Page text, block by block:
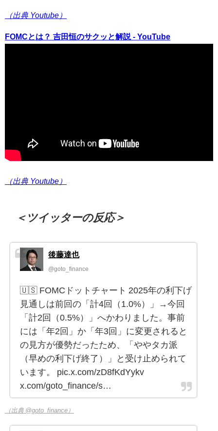
（出典 Youtube）
FOMCとは？ 吉田恒のサクッと解説 - YouTube
（出典 Youtube）
＜ツイッターの反応＞
後藤達也
@goto_finance
🇺🇸 FOMCドットチャート 2025年の利下げ
見通しは前回の「計4回（1.0%）」→今回
「計2回（0.5%）」へかわりました。事前
には「年2回」か「年3回」に変更されると
の見方が優勢だったため、「ややタカ派
（早めの利下げ終了）」と受け止められて
います。 pic.x.com/zD8fKdYykv
x.com/goto_finance/s…
（出典 @goto_finance）